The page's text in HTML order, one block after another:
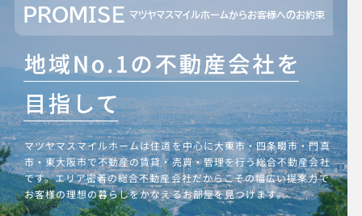
PROMISE マツヤマスマイルホームからお客様へのお約束
マツヤマスマイルホームは住道を中心に大東市・四条畷市・門真
市・東大阪市で不動産の賃貸・売買・管理を行う総合不動産会社
です。エリア密着の総合不動産会社だからこその幅広い提案力で
お客様の理想の暮らしをかなえるお部屋を見つけます。